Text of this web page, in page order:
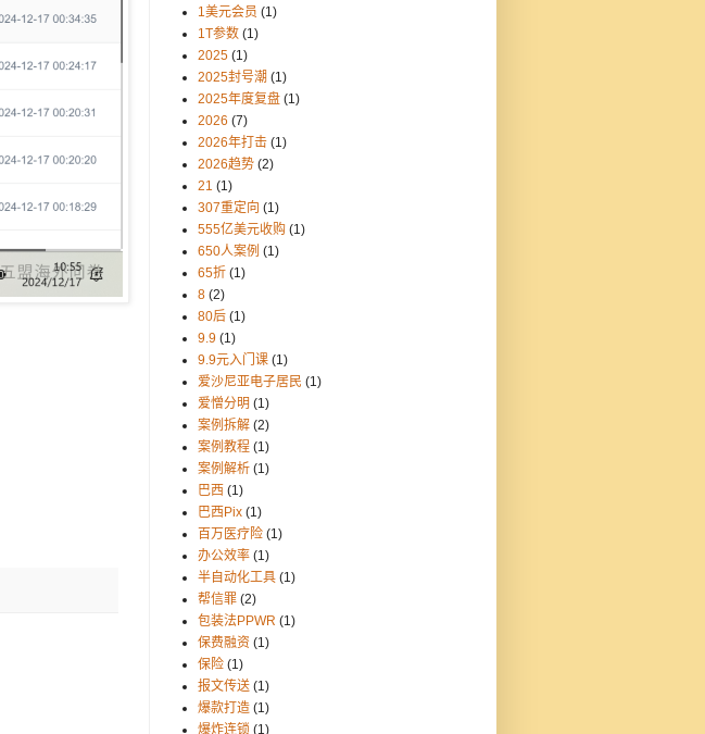
1美元会员 (1)
1T参数 (1)
2025 (1)
2025封号潮 (1)
2025年度复盘 (1)
2026 (7)
2026年打击 (1)
2026趋势 (2)
21 (1)
307重定向 (1)
555亿美元收购 (1)
650人案例 (1)
65折 (1)
8 (2)
80后 (1)
9.9 (1)
9.9元入门课 (1)
爱沙尼亚电子居民 (1)
爱憎分明 (1)
案例拆解 (2)
案例教程 (1)
案例解析 (1)
巴西 (1)
巴西Pix (1)
百万医疗险 (1)
办公效率 (1)
半自动化工具 (1)
帮信罪 (2)
包装法PPWR (1)
保费融资 (1)
保险 (1)
报文传送 (1)
爆款打造 (1)
爆炸连锁 (1)